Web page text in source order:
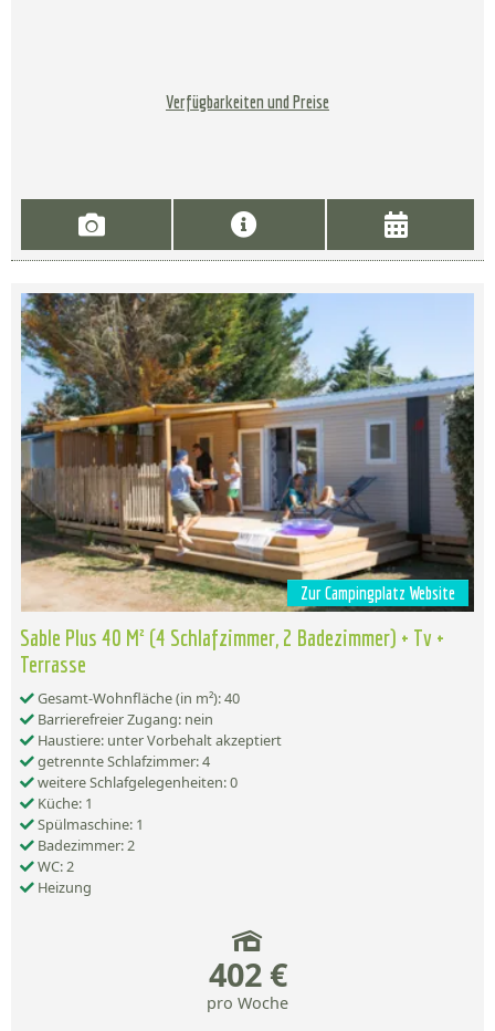
Verfügbarkeiten und Preise
Zur Campingplatz Website
Sable Plus 40 M² (4 Schlafzimmer, 2 Badezimmer) + Tv +
Terrasse
Gesamt-Wohnfläche (in m²): 40
Barrierefreier Zugang: nein
Haustiere: unter Vorbehalt akzeptiert
getrennte Schlafzimmer: 4
weitere Schlafgelegenheiten: 0
Küche: 1
Spülmaschine: 1
Badezimmer: 2
WC: 2
Heizung
402 €
pro Woche